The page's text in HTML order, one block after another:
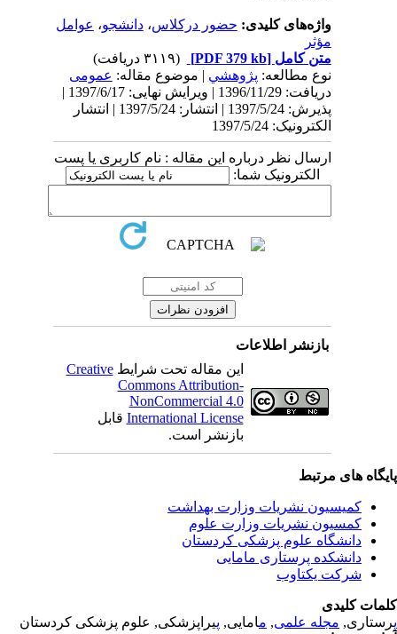
واژه‌های کلیدی:حضور درکلاس،دانشجو،عوامل
مؤثر
متن کامل[PDF 379 kb]
نوع مطالعه:پژوهشي| موضوع مقاله:عمومى
دریافت: 1396/11/29 | ویرایش نهایی: 1397/6/17 |
پذیرش: 1397/5/24 | انتشار: 1397/5/24 | انتشار
الکترونیک: 1397/5/24
ارسال نظر درباره این مقاله : نام کاربری یا پست
الکترونیک شما:
بازنشر اطلاعات
این مقاله تحت شرایطCreative
Commons Attribution-
NonCommercial 4.0
International Licenseقابل
بازنشر است.
های مرتبط
کمیسیون نشریات وزارت بهداشت
کمسیون نشریات وزارت علوم
دانشگاه علوم پزشکی کردستان
دانشکده پرستاری مامایی
شرکت یکتاوب
کلیدی
مجله علمی, م امایی, پیراپزشکی, علوم پزشکی کردستان